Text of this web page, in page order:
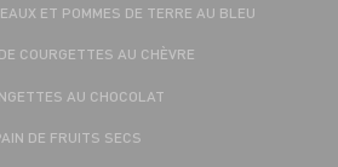
ET POMMES DE TERRE AU BLEU
COURGETTES AU CHÈVRE
AU CHOCOLAT
DE FRUITS SECS